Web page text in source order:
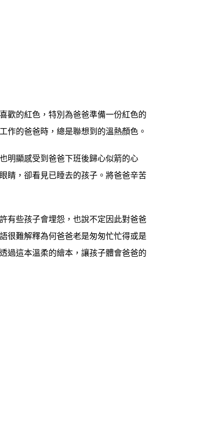
的紅色，特別為爸爸準備一份紅色的
作的爸爸時，總是聯想到的溫熱顏色。
顯感受到爸爸下班後歸心似箭的心
睛，卻看見已睡去的孩子。將爸爸辛苦
些孩子會埋怨，也說不定因此對爸爸
很難解釋為何爸爸老是匆匆忙忙得或是
過這本溫柔的繪本，讓孩子體會爸爸的